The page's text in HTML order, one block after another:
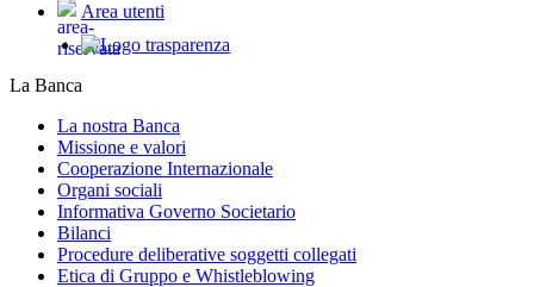
Area utenti
La Banca
La nostra Banca
Missione e valori
Cooperazione Internazionale
Organi sociali
Informativa Governo Societario
Bilanci
Procedure deliberative soggetti collegati
Etica di Gruppo e Whistleblowing